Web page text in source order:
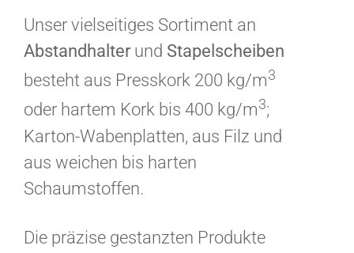
Unser vielseitiges Sortiment an
Abstandhalter und Stapelscheiben
besteht aus Presskork 200 kg/m3
oder hartem Kork bis 400 kg/m3;
Karton-Wabenplatten, aus Filz und
aus weichen bis harten
Schaumstoffen.
Die präzise gestanzten Produkte